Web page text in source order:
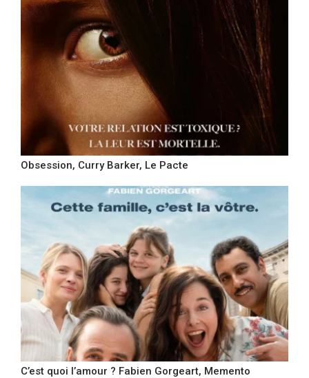
Obsession, Curry Barker, Le Pacte
C’est quoi l’amour ? Fabien Gorgeart, Memento